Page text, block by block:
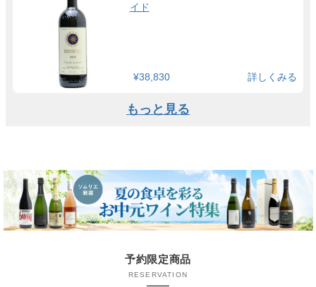
イド
¥38,830 詳しくみる
もっと見る
予約限定商品
RESERVATION